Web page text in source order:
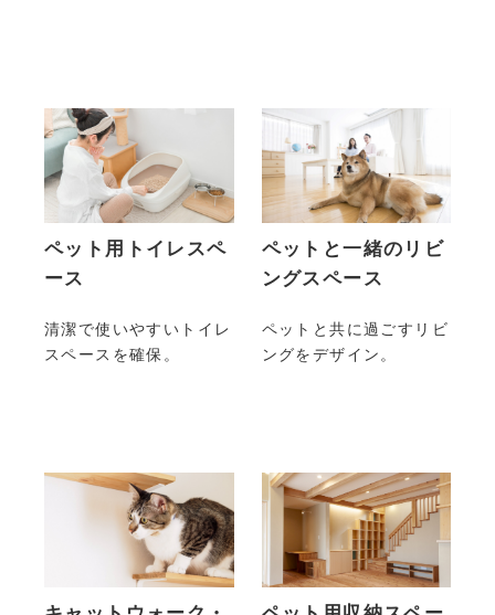
ペット用トイレスペ
ース
清潔で使いやすいトイレ
スペースを確保。
ペットと一緒のリビ
ングスペース
ペットと共に過ごすリビ
ングをデザイン。